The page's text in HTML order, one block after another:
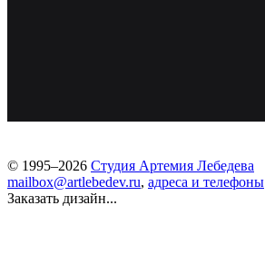
© 1995–2026 Студия Артемия Лебедева
mailbox@artlebedev.ru, адреса и телефоны
Заказать дизайн...